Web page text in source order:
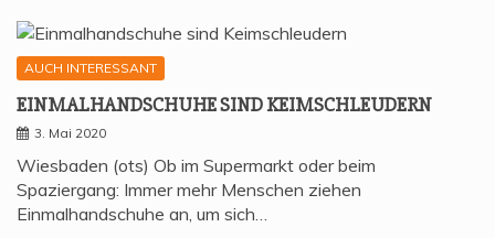
AUCH INTERESSANT
EIN­MAL­HAND­SCHU­HE SIND KEIMSCHLEUDERN
3. Mai 2020
Wiesbaden (ots) Ob im Supermarkt oder beim
Spaziergang: Immer mehr Menschen ziehen
Einmalhandschuhe an, um sich…